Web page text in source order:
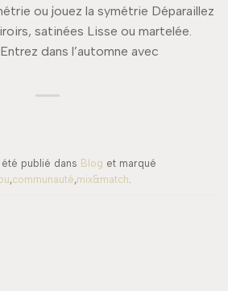
ou jouez la symétrie Déparaillez
satinées Lisse ou martelée.
dans l’automne avec
publié dans Blog et marqué
,communauté,mix&match